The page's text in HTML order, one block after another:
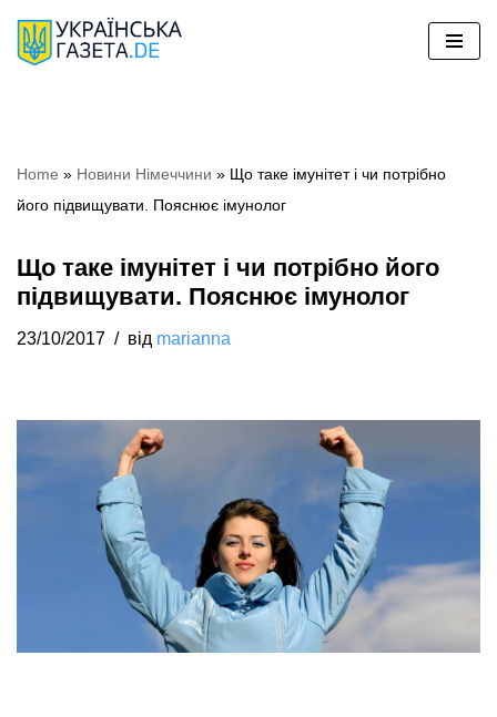
Перейти
Home » Новини Німеччини » Що таке імунітет і чи потрібно
його підвищувати. Пояснює імунолог
Що таке імунітет і чи потрібно його
підвищувати. Пояснює імунолог
23/10/2017 від marianna